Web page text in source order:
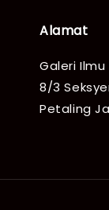
Alamat
Galeri
8/3
Petaling